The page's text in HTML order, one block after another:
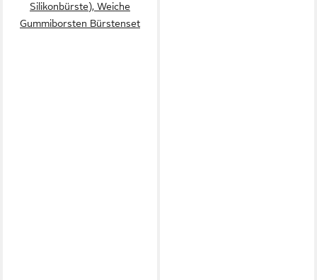
Silikonbürste), Weiche
Gummiborsten Bürstenset